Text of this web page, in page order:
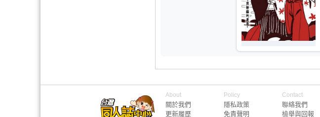
About
關於我們
更新履歷
Policy
隱私政策
免責聲明
Contact
聯絡我們
檢舉與回報